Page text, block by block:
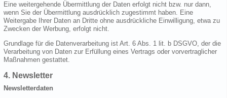
Eine weitergehende Übermittlung der Daten erfolgt nicht bzw. nur dann,
wenn Sie der Übermittlung ausdrücklich zugestimmt haben. Eine
Weitergabe Ihrer Daten an Dritte ohne ausdrückliche Einwilligung, etwa zu
Zwecken der Werbung, erfolgt nicht.
Grundlage für die Datenverarbeitung ist Art. 6 Abs. 1 lit. b DSGVO, der die
Verarbeitung von Daten zur Erfüllung eines Vertrags oder vorvertraglicher
Maßnahmen gestattet.
4. Newsletter
Newsletterdaten